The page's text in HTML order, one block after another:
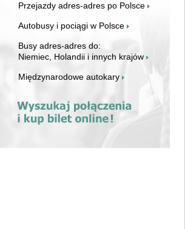
Przejazdy adres-adres po Polsce
Autobusy i pociągi w Polsce
Busy adres-adres do:
Niemiec, Holandii i innych krajów
Międzynarodowe autokary